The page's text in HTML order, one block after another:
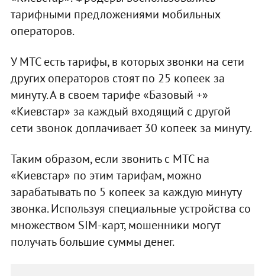
тарифными предложениями мобильных
операторов.
У МТС есть тарифы, в которых звонки на сети
других операторов стоят по 25 копеек за
минуту. А в своем тарифе «Базовый +»
«Киевстар» за каждый входящий с другой
сети звонок доплачивает 30 копеек за минуту.
Таким образом, если звонить с МТС на
«Киевстар» по этим тарифам, можно
зарабатывать по 5 копеек за каждую минуту
звонка. Используя специальные устройства со
множеством SIM-карт, мошенники могут
получать большие суммы денег.